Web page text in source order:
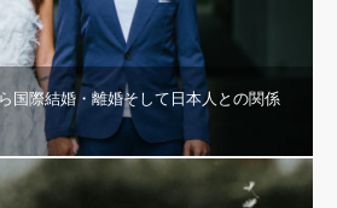
国際結婚・離婚そして日本人との関係